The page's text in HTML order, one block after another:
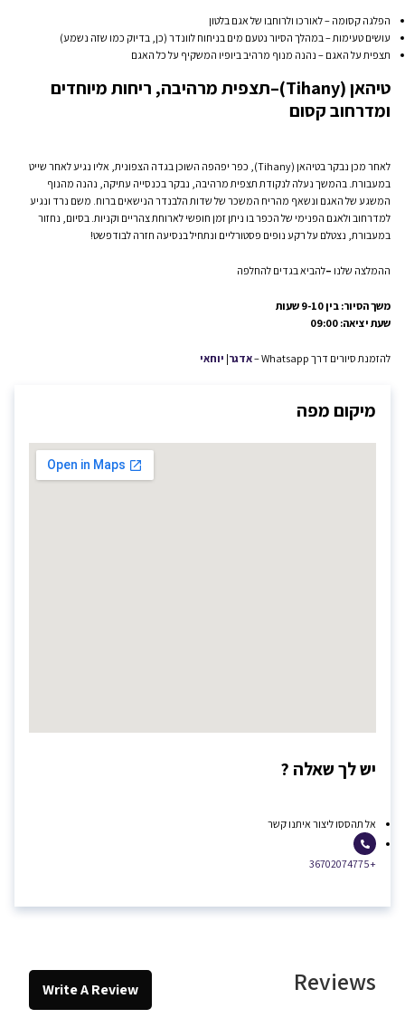
הפלגה קסומה – לאורכו ולרוחבו של אגם בלטון
עושים טעימות – במהלך הסיור נטעם מים בניחוח לוונדר (כן, בדיוק כמו שזה נשמע)
תצפית על האגם – נהנה מנוף מרהיב ביופיו המשקיף על כל האגם
טיהאן (Tihany)
–תצפית מרהיבה, ריחות מיוחדים
ומדרחוב קסום
לאחר מכן נבקר בטיהאן (Tihany), כפר יפהפה השוכן בגדה הצפונית, אליו נגיע לאחר שייט
במעבורת. בהמשך נעלה לנקודת תצפית מרהיבה, נבקר בכנסייה עתיקה, נהנה מהנוף
המשגע של האגם ונשאף מהריח המשכר של שדות הלבנדר הנישאים ברוח. משם נרד ונגיע
למדרחוב ולאגם הפנימי של הכפר בו ניתן זמן חופשי לארוחת צהריים וקניות. בסיום, נחזור
במעבורת, נצטלם על רקע נופים פסטורליים ונתחיל בנסיעה חזרה לבודפשט!
ההמלצה שלנו –להביא בגדים להחלפה
משך הסיור: בין 9-10 שעות
שעת יציאה: 09:00
להזמנת סיורים דרך Whatsapp – אדגר| יוחאי
מיקום מפה
יש לך שאלה ?
אל תהססו ליצור איתנו קשר
+36702074775
Reviews
Write A Review